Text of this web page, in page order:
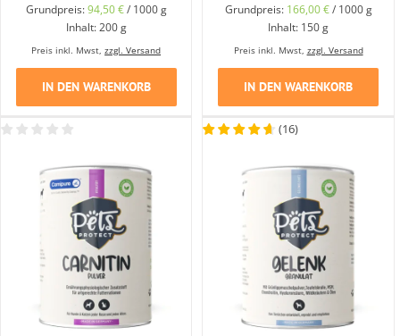
Grundpreis:94,50€/ 1000 g
Inhalt: 200g
Preis inkl. Mwst,zzgl. Versand
IN DEN WARENKORB
Grundpreis: 166,00€/ 1000 g
Inhalt: 150g
Preis inkl. Mwst, zzgl. Versand
IN DEN WARENKORB
(16)